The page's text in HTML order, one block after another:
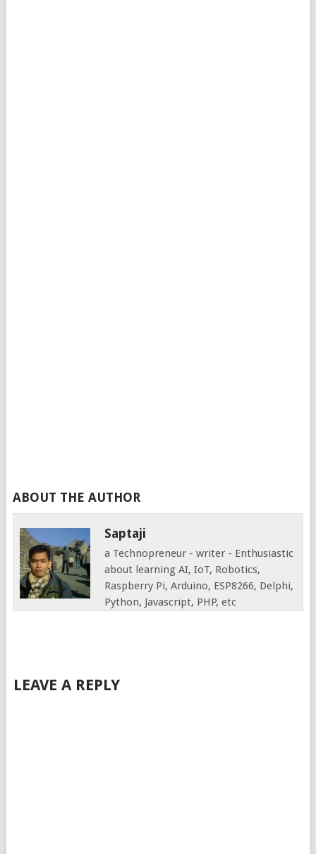
ABOUT THE AUTHOR
Saptaji
a Technopreneur - writer - Enthusiastic
about learning AI, IoT, Robotics,
Raspberry Pi, Arduino, ESP8266, Delphi,
Python, Javascript, PHP, etc
LEAVE A REPLY